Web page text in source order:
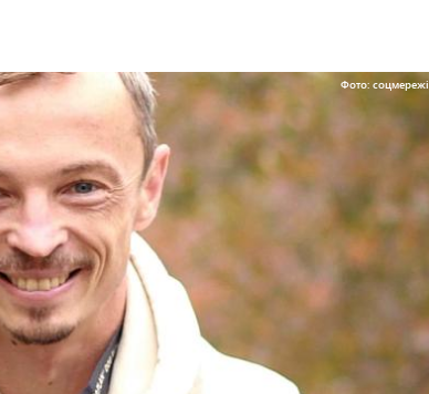
Фото: соцмережі.